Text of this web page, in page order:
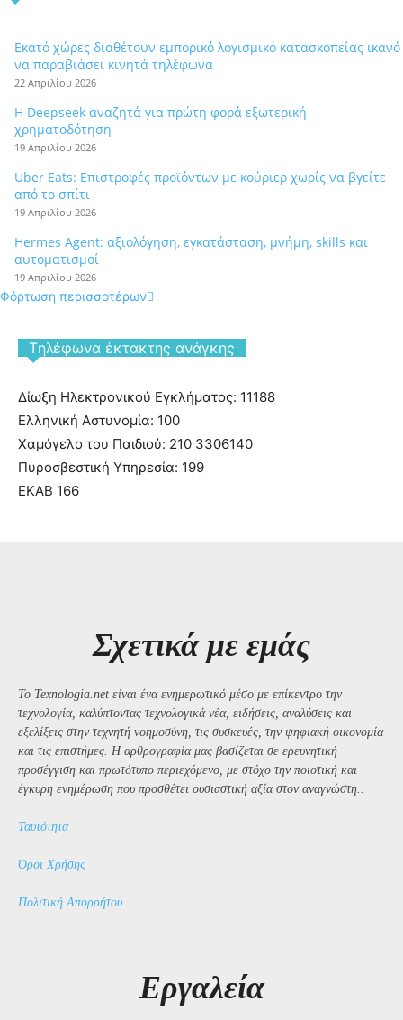
Εκατό χώρες διαθέτουν εμπορικό λογισμικό κατασκοπείας ικανό
να παραβιάσει κινητά τηλέφωνα
22 Απριλίου 2026
Η Deepseek αναζητά για πρώτη φορά εξωτερική
χρηματοδότηση
19 Απριλίου 2026
Uber Eats: Επιστροφές προϊόντων με κούριερ χωρίς να βγείτε
από το σπίτι
19 Απριλίου 2026
Hermes Agent: αξιολόγηση, εγκατάσταση, μνήμη, skills και
αυτοματισμοί
19 Απριλίου 2026
Φόρτωση περισσοτέρων
Tηλέφωνα έκτακτης ανάγκης
Δίωξη Ηλεκτρονικού Εγκλήματος: 11188
Ελληνική Αστυνομία: 100
Χαμόγελο του Παιδιού: 210 3306140
Πυροσβεστική Υπηρεσία: 199
ΕΚΑΒ 166
Σχετικά με εμάς
Το Texnologia.net είναι ένα ενημερωτικό μέσο με επίκεντρο την
τεχνολογία, καλύπτοντας τεχνολογικά νέα, ειδήσεις, αναλύσεις και
εξελίξεις στην τεχνητή νοημοσύνη, τις συσκευές, την ψηφιακή οικονομία
και τις επιστήμες. Η αρθρογραφία μας βασίζεται σε ερευνητική
προσέγγιση και πρωτότυπο περιεχόμενο, με στόχο την ποιοτική και
έγκυρη ενημέρωση που προσθέτει ουσιαστική αξία στον αναγνώστη..
Ταυτότητα
Όροι Χρήσης
Πολιτική Απορρήτου
Εργαλεία